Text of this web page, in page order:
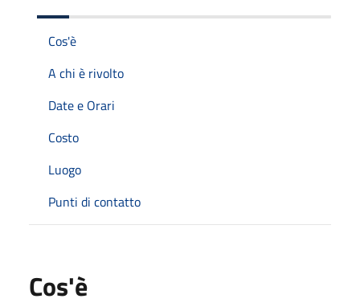
Cos'è
A chi è rivolto
Date e Orari
Costo
Luogo
Punti di contatto
Cos'è